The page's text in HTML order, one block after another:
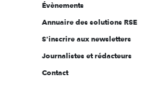
Évènements
Annuaire des solutions RSE
S'inscrire aux newsletters
Journalistes et rédacteurs
Contact